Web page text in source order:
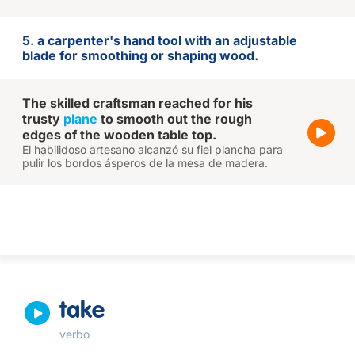
5. a carpenter's hand tool with an adjustable
blade for smoothing or shaping wood.
The skilled craftsman reached for his
trusty plane to smooth out the rough
edges of the wooden table top.
El habilidoso artesano alcanzó su fiel plancha para
pulir los bordos ásperos de la mesa de madera.
take
verbo